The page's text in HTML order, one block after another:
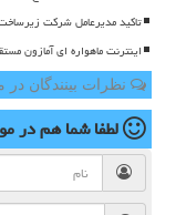
تاکید مدیرعامل شرکت
اینترنت ماهواره ای آمازون
نظرات بینندگان
لطفا شما همدر